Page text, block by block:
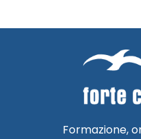
Formazione,